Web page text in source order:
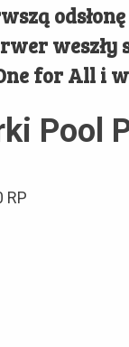
weszły
for All i
Pool
RP